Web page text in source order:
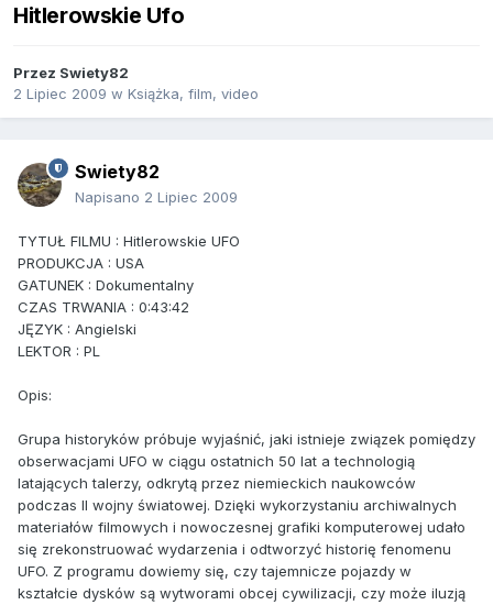
Hitlerowskie Ufo
Przez Swiety82
2 Lipiec 2009 w Książka, film, video
Swiety82
Napisano 2 Lipiec 2009
TYTUŁ FILMU : Hitlerowskie UFO
PRODUKCJA : USA
GATUNEK : Dokumentalny
CZAS TRWANIA : 0:43:42
JĘZYK : Angielski
LEKTOR : PL
Opis:
Grupa historyków próbuje wyjaśnić, jaki istnieje związek pomiędzy
obserwacjami UFO w ciągu ostatnich 50 lat a technologią
latających talerzy, odkrytą przez niemieckich naukowców
podczas II wojny światowej. Dzięki wykorzystaniu archiwalnych
materiałów filmowych i nowoczesnej grafiki komputerowej udało
się zrekonstruować wydarzenia i odtworzyć historię fenomenu
UFO. Z programu dowiemy się, czy tajemnicze pojazdy w
kształcie dysków są wytworami obcej cywilizacji, czy może iluzją